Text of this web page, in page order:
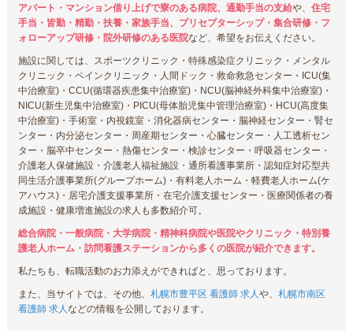
アパート・マンション借り上げで寮のある病院、通勤手当の支給や、 住宅
手当・皆勤・精勤・扶養・家族手当、プリセプターシップ・集合研修・フ
ォローアップ研修・院外研修のある医院など、希望をお伝えください。
施設に関しては、スポーツクリニック・特殊感染症クリニック・メンタル
クリニック・ペインクリニック・人間ドック・救命救急センター・ICU(集
中治療室)・CCU(循環器疾患集中治療室)・NCU(脳神経外科集中治療室)・
NICU(新生児集中治療室)・PICU(母体胎児集中管理治療室)・HCU(高度集
中治療室)・手術室・内視鏡室・消化器病センター・脳神経センター・腎セ
ンター・内分泌センター・周産期センター・心臓センター・人工透析セン
ター・脳卒中センター・熱傷センター・検診センター・呼吸器センター・
介護老人保健施設・介護老人福祉施設・通所看護事業所・認知症対応型共
同生活介護事業所(グループホーム)・有料老人ホーム・軽費老人ホーム(ケ
アハウス)・居宅介護支援事業所・在宅介護支援センター・医療関係者の養
成施設・健康増進施設の求人も多数紹介可。
総合病院・一般病院・大学病院・精神科病院や医院やクリニック・特別養
護老人ホーム・訪問看護ステーションから多くの医院が紹介できます。
私たちも、転職活動のお力添えができればと、思っております。
また、当サイトでは、その他、 札幌市豊平区 看護師 求人や、 札幌市南区
看護師 求人などの情報を公開しております。